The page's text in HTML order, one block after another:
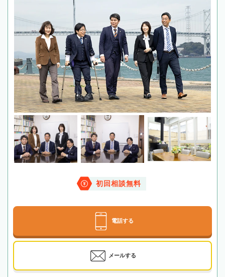
初回相談無料
電話する
メールする